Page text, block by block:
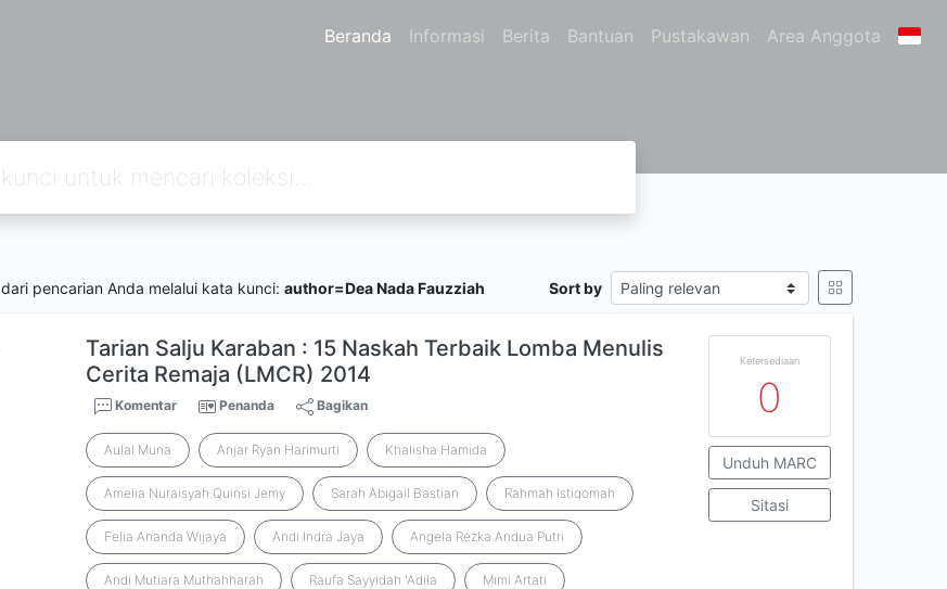
Beranda Informasi Berita Bantuan Pustakawan Area Anggota
dari pencarian Anda melalui kata kunci: author=Dea Nada Fauzziah Sort by
Tarian Salju Karaban : 15 Naskah Terbaik Lomba Menulis
Cerita Remaja (LMCR) 2014
Komentar Penanda Bagikan
Aulal Muna Anjar Ryan Harimurti Khalisha Hamida
Amelia Nuraisyah Quinsi Jemy Sarah Abigail Bastian Rahmah Istiqomah
Felia Ananda Wijaya Andi Indra Jaya Angela Rezka Andua Putri
Andi Mutiara Muthahharah Raufa Sayyidah 'Adila Mimi Artati
Ketersediaan
0
Unduh MARC
Sitasi